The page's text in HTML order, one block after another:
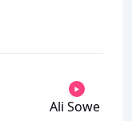
Ali Sowe